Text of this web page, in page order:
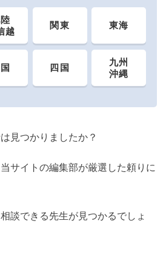
越
関東 東海
四国
九州
沖縄
見つかりましたか？
サイトの編集部が厳選した頼りに
談できる先生が見つかるでしょ